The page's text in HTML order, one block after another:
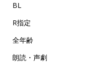
BL
R指定
全年齢
朗読・声劇